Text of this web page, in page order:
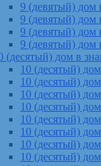
9 (девятый) дом
9 (девятый) дом
9 (девятый) дом
9 (девятый) дом
(десятый) дом в
10 (десятый)
10 (десятый)
10 (десятый)
10 (десятый)
10 (десятый)
10 (десятый)
10 (десятый)
10 (десятый)